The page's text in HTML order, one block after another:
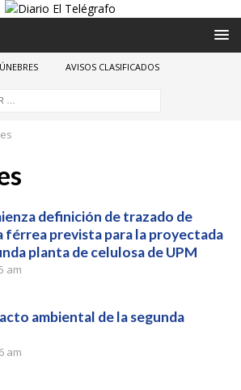
AVISOS CLASIFICADOS
definición de trazado de
férrea prevista para la proyectada
planta de celulosa de UPM
am
ambiental de la segunda
am